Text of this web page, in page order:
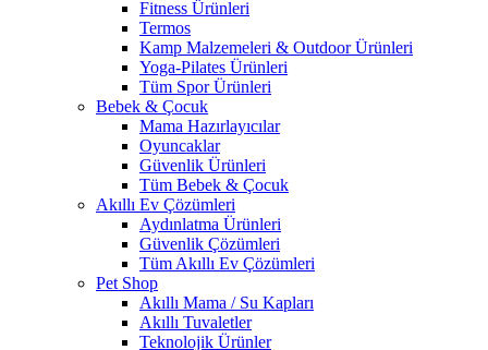
Fitness Ürünleri
Termos
Kamp Malzemeleri & Outdoor Ürünleri
Yoga-Pilates Ürünleri
Tüm Spor Ürünleri
Bebek & Çocuk
Mama Hazırlayıcılar
Oyuncaklar
Güvenlik Ürünleri
Tüm Bebek & Çocuk
Akıllı Ev Çözümleri
Aydınlatma Ürünleri
Güvenlik Çözümleri
Tüm Akıllı Ev Çözümleri
Pet Shop
Akıllı Mama / Su Kapları
Akıllı Tuvaletler
Teknolojik Ürünler